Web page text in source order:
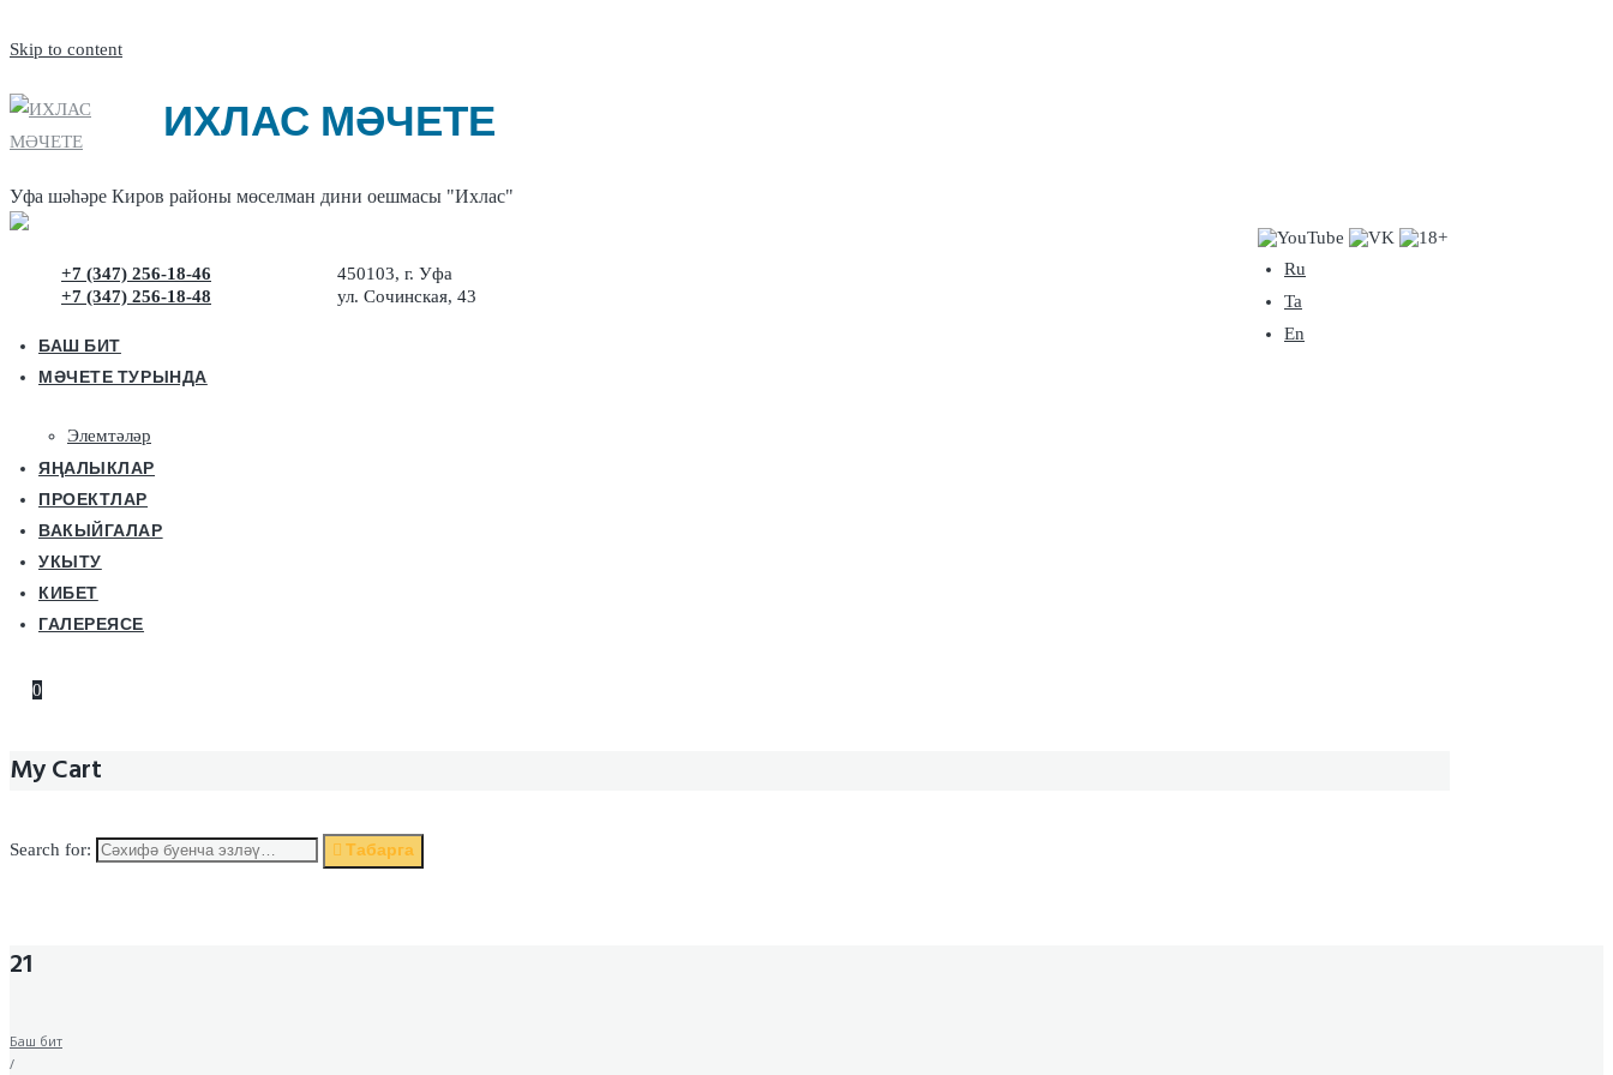
Skip to content
ИХЛАС МӘЧЕТЕ
Уфа шәhәре Киров районы мөселман дини оешмасы "Ихлас"
+7 (347) 256-18-46
+7 (347) 256-18-48
450103, г. Уфа
ул. Сочинская, 43
Ru
Ta
En
БАШ БИТ
МӘЧЕТЕ ТУРЫНДА
Элемтәләр
ЯҢАЛЫКЛАР
ПРОЕКТЛАР
ВАКЫЙГАЛАР
УКЫТУ
КИБЕТ
ГАЛЕРЕЯСЕ
0
My Cart
Search for: Табарга
21
Баш бит
/